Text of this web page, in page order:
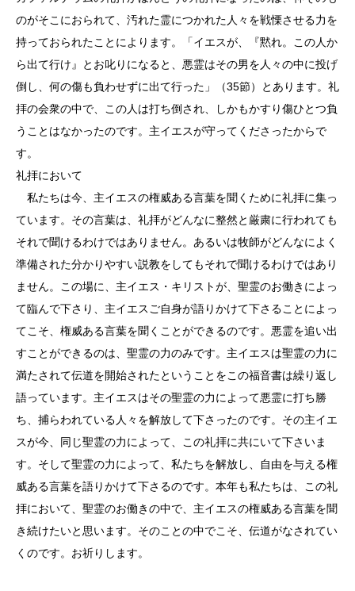
のがそこにおられて、汚れた霊につかれた人々を戦慄させる力を
持っておられたことによります。「イエスが、『黙れ。この人か
ら出て行け』とお叱りになると、悪霊はその男を人々の中に投げ
倒し、何の傷も負わせずに出て行った」（35節）とあります。礼
拝の会衆の中で、この人は打ち倒され、しかもかすり傷ひとつ負
うことはなかったのです。主イエスが守ってくださったからで
す。
礼拝において
私たちは今、主イエスの権威ある言葉を聞くために礼拝に集っ
ています。その言葉は、礼拝がどんなに整然と厳粛に行われても
それで聞けるわけではありません。あるいは牧師がどんなによく
準備された分かりやすい説教をしてもそれで聞けるわけではあり
ません。この場に、主イエス・キリストが、聖霊のお働きによっ
て臨んで下さり、主イエスご自身が語りかけて下さることによっ
てこそ、権威ある言葉を聞くことができるのです。悪霊を追い出
すことができるのは、聖霊の力のみです。主イエスは聖霊の力に
満たされて伝道を開始されたということをこの福音書は繰り返し
語っています。主イエスはその聖霊の力によって悪霊に打ち勝
ち、捕らわれている人々を解放して下さったのです。その主イエ
スが今、同じ聖霊の力によって、この礼拝に共にいて下さいま
す。そして聖霊の力によって、私たちを解放し、自由を与える権
威ある言葉を語りかけて下さるのです。本年も私たちは、この礼
拝において、聖霊のお働きの中で、主イエスの権威ある言葉を聞
き続けたいと思います。そのことの中でこそ、伝道がなされてい
くのです。お祈りします。